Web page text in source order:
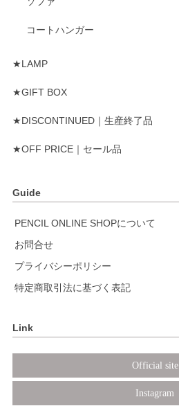
コートハンガー
★LAMP
★GIFT BOX
★DISCONTINUED｜生産終了品
★OFF PRICE｜セール品
Guide
PENCIL ONLINE SHOPについて
お問合せ
プライバシーポリシー
特定商取引法に基づく表記
Link
Official site
Instagram